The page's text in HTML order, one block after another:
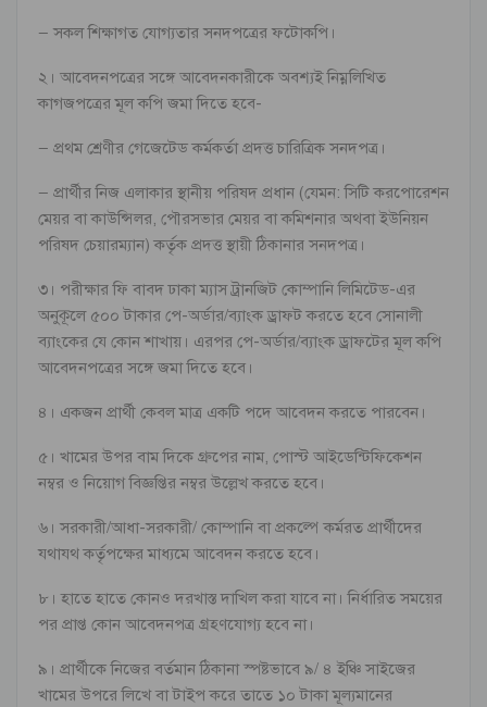
– সকল শিক্ষাগত যোগ্যতার সনদপত্রের ফটোকপি।
২। আবেদনপত্রের সঙ্গে আবেদনকারীকে অবশ্যই নিম্নলিখিত
কাগজপত্রের মূল কপি জমা দিতে হবে-
– প্রথম শ্রেণীর গেজেটেড কর্মকর্তা প্রদত্ত চারিত্রিক সনদপত্র।
– প্রার্থীর নিজ এলাকার স্থানীয় পরিষদ প্রধান (যেমন: সিটি করপোরেশন
মেয়র বা কাউন্সিলর, পৌরসভার মেয়র বা কমিশনার অথবা ইউনিয়ন
পরিষদ চেয়ারম্যান) কর্তৃক প্রদত্ত স্থায়ী ঠিকানার সনদপত্র।
৩। পরীক্ষার ফি বাবদ ঢাকা ম্যাস ট্রানজিট কোম্পানি লিমিটেড-এর
অনুকূলে ৫০০ টাকার পে-অর্ডার/ব্যাংক ড্রাফট করতে হবে সোনালী
ব্যাংকের যে কোন শাখায়। এরপর পে-অর্ডার/ব্যাংক ড্রাফটের মূল কপি
আবেদনপত্রের সঙ্গে জমা দিতে হবে।
৪। একজন প্রার্থী কেবল মাত্র একটি পদে আবেদন করতে পারবেন।
৫। খামের উপর বাম দিকে গ্রুপের নাম, পোস্ট আইডেন্টিফিকেশন
নম্বর ও নিয়োগ বিজ্ঞপ্তির নম্বর উল্লেখ করতে হবে।
৬। সরকারী/আধা-সরকারী/ কোম্পানি বা প্রকল্পে কর্মরত প্রার্থীদের
যথাযথ কর্তৃপক্ষের মাধ্যমে আবেদন করতে হবে।
৮। হাতে হাতে কোনও দরখাস্ত দাখিল করা যাবে না। নির্ধারিত সময়ের
পর প্রাপ্ত কোন আবেদনপত্র গ্রহণযোগ্য হবে না।
৯। প্রার্থীকে নিজের বর্তমান ঠিকানা স্পষ্টভাবে ৯/ ৪ ইঞ্চি সাইজের
খামের উপরে লিখে বা টাইপ করে তাতে ১০ টাকা মূল্যমানের